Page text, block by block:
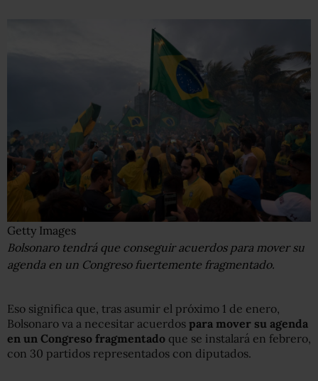
Getty Images
Bolsonaro tendrá que conseguir acuerdos para mover su
agenda en un Congreso fuertemente fragmentado.
Eso significa que, tras asumir el próximo 1 de enero,
Bolsonaro va a necesitar acuerdos para mover su agenda
en un Congreso fragmentado que se instalará en febrero,
con 30 partidos representados con diputados.